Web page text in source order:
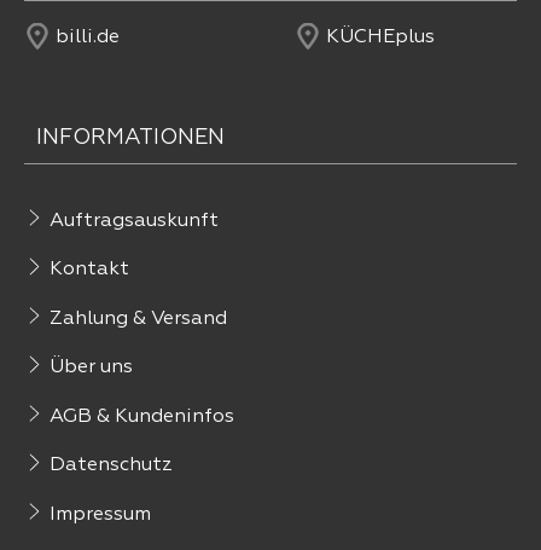
billi.de KÜCHEplus
INFORMATIONEN
Auftragsauskunft
Kontakt
Zahlung & Versand
Über uns
AGB & Kundeninfos
Datenschutz
Impressum